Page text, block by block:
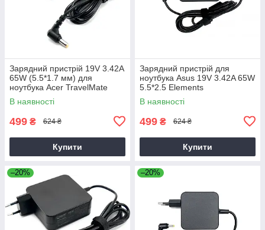
Зарядний пристрій 19V 3.42A
65W (5.5*1.7 мм) для
ноутбука Acer TravelMate
P2510-G2-M
В наявності
499 ₴ 624 ₴
Купити
Зарядний пристрій для
ноутбука Asus 19V 3.42A 65W
5.5*2.5 Elements
В наявності
499 ₴ 624 ₴
Купити
–20% –20%